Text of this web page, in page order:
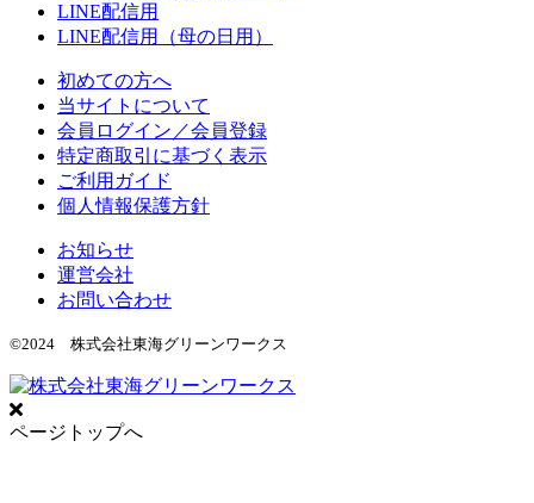
LINE配信用
LINE配信用（母の日用）
初めての方へ
当サイトについて
会員ログイン／会員登録
特定商取引に基づく表示
ご利用ガイド
個人情報保護方針
お知らせ
運営会社
お問い合わせ
©2024 株式会社東海グリーンワークス
ページトップへ